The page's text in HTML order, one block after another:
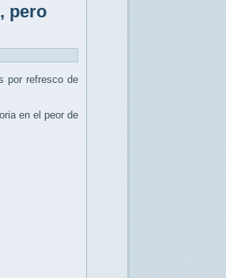
pero
por refresco de
en el peor de